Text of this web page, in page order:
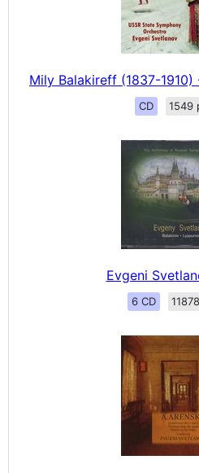
Mily Balakireff (1837-1910)
CD 1549
Evgeni
6 CD